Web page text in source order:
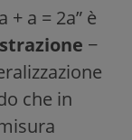
+ a = 2a” è
−
che in